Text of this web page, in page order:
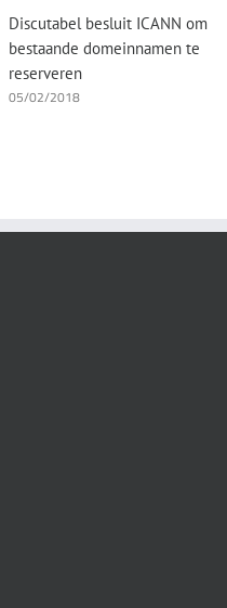
Discutabel besluit ICANN om
bestaande domeinnamen te
reserveren
05/02/2018